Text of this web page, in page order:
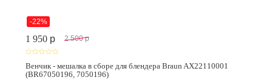
-22%
1 950 p 2 500 p
Венчик - мешалка в сборе для блендера Braun AX22110001
(BR67050196, 7050196)